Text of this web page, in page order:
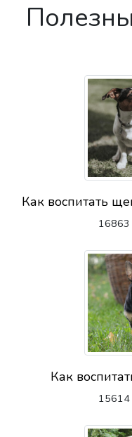
Как воспитать
16863
Как
15614